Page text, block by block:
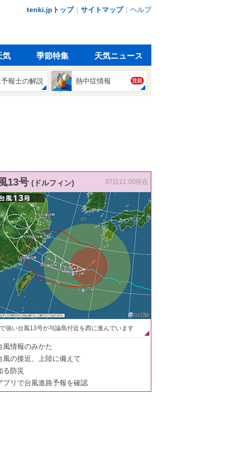
tenki.jpトップ｜ サイトマップ｜ ヘルプ
気 季節特集 天気ニュース
報士の解説 熱中症情報 注目
13号 (ドルフィン) 07日11:00現在
強い台風13号が与論島付近を西に進んでいます
風情報のみかた
風の接近、上陸に備えて
る防災
プリで台風進路予報を確認